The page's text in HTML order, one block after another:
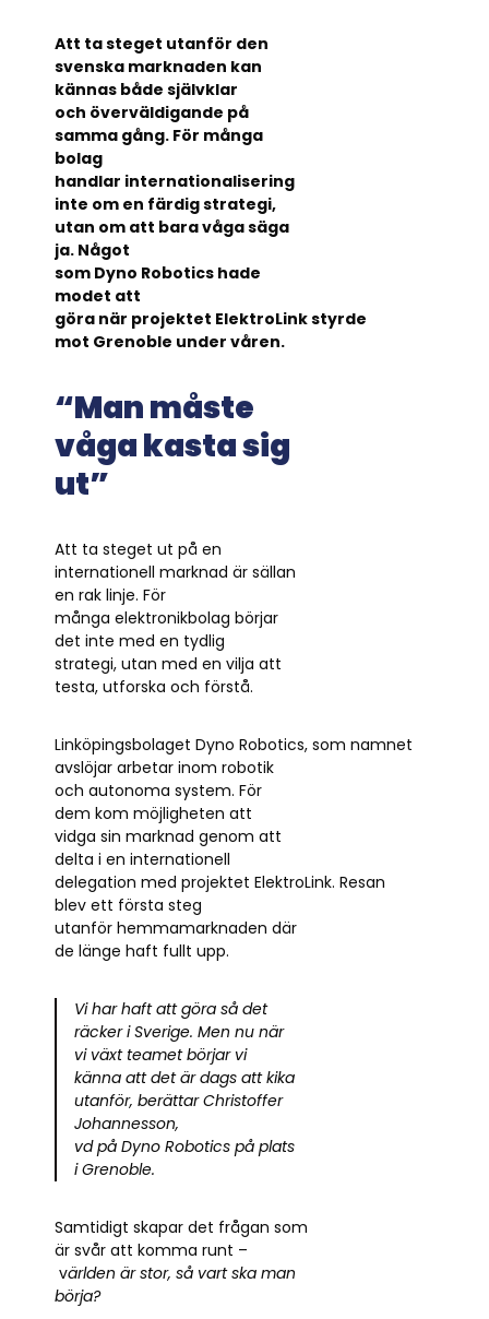
Att ta steget utanför den
svenska marknaden kan
kännas både självklar
och överväldigande på
samma gång. För många
bolag
handlar internationalisering
inte om en färdig strategi,
utan om att bara våga säga
ja. Något
som Dyno Robotics hade
modet att
göra när projektet ElektroLink styrde
mot Grenoble under våren.
“Man måste
våga kasta sig
ut”
Att ta steget ut på en
internationell marknad är sällan
en rak linje. För
många elektronikbolag börjar
det inte med en tydlig
strategi, utan med en vilja att
testa, utforska och förstå.
Linköpingsbolaget Dyno Robotics, som namnet
avslöjar arbetar inom robotik
och autonoma system. För
dem kom möjligheten att
vidga sin marknad genom att
delta i en internationell
delegation med projektet ElektroLink. Resan
blev ett första steg
utanför hemmamarknaden där
de länge haft fullt upp.
Vi har haft att göra så det
räcker i Sverige. Men nu när
vi växt teamet börjar vi
känna att det är dags att kika
utanför, berättar Christoffer
Johannesson,
vd på Dyno Robotics på plats
i Grenoble.
Samtidigt skapar det frågan som
är svår att komma runt –
världen är stor, så vart ska man
börja?